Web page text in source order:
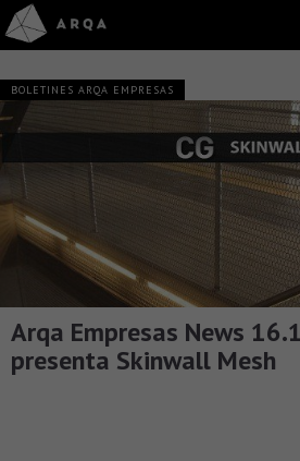
BOLETINES ARQA EMPRESAS
Arqa Empresas News
presenta Skinwall Mesh